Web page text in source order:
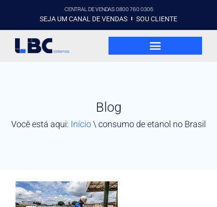
CENTRAL DE VENDAS 0800 760 0305
SEJA UM CANAL DE VENDAS SOU CLIENTE
Blog
Você está aqui: Início\ consumo de etanol no Brasil